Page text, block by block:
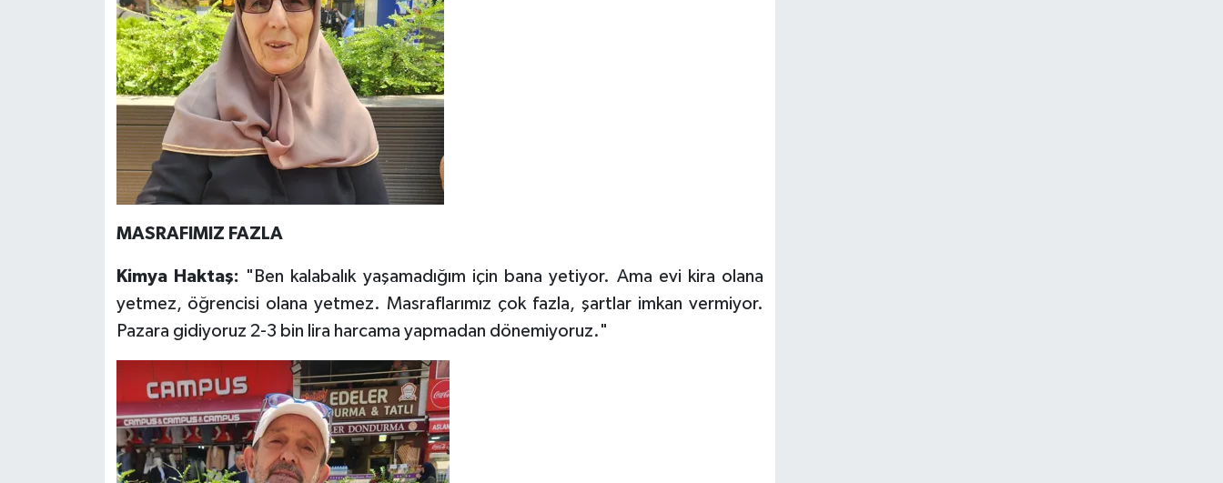
MASRAFIMIZ FAZLA
Kimya Haktaş: "Ben kalabalık yaşamadığım için bana yetiyor. Ama evi kira olana
yetmez, öğrencisi olana yetmez. Masraflarımız çok fazla, şartlar imkan vermiyor.
Pazara gidiyoruz 2-3 bin lira harcama yapmadan dönemiyoruz."